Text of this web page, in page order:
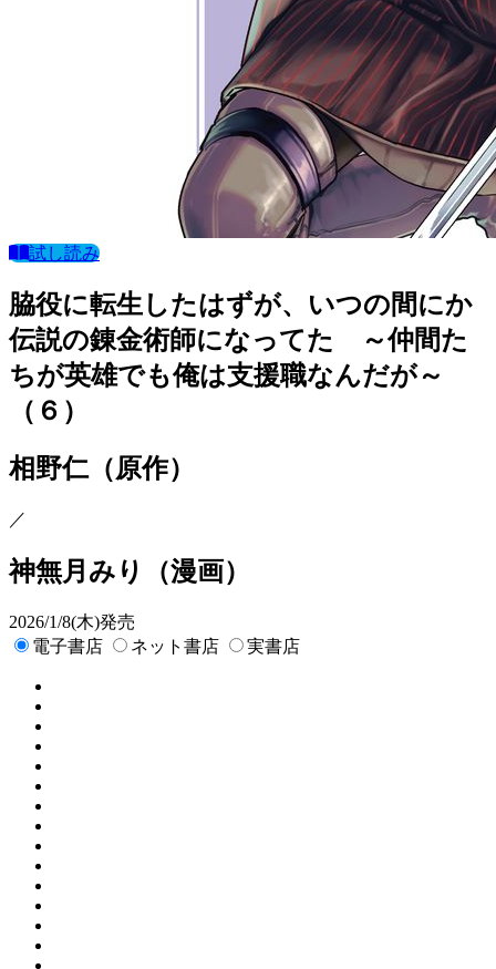
試し読み
脇役に転生したはずが、いつの間にか
伝説の錬金術師になってた ～仲間た
ちが英雄でも俺は支援職なんだが～
（６）
相野仁（原作）
／
神無月みり （漫画）
2026/1/8(木)発売
電子書店
ネット書店 実書店